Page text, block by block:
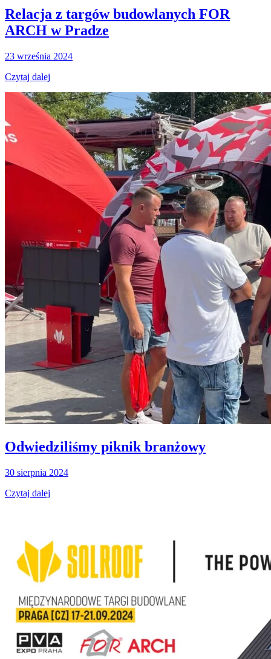
Relacja z targów budowlanych FOR
ARCH w Pradze
23 września 2024
Czytaj dalej
Odwiedziliśmy piknik branżowy
30 sierpnia 2024
Czytaj dalej